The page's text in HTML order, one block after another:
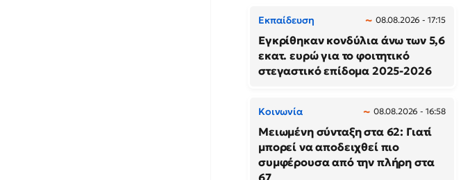
Εκπαίδευση 08.08.2026 - 17:15
Εγκρίθηκαν κονδύλια άνω των 5,6
εκατ. ευρώ για το φοιτητικό
στεγαστικό επίδομα 2025-2026
Κοινωνία 08.08.2026 - 16:58
Μειωμένη σύνταξη στα 62: Γιατί
μπορεί να αποδειχθεί πιο
συμφέρουσα από την πλήρη στα
67